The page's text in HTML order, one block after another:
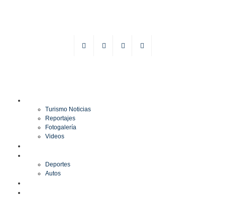
Turismo Noticias
Reportajes
Fotogalería
Videos
Deportes
Autos